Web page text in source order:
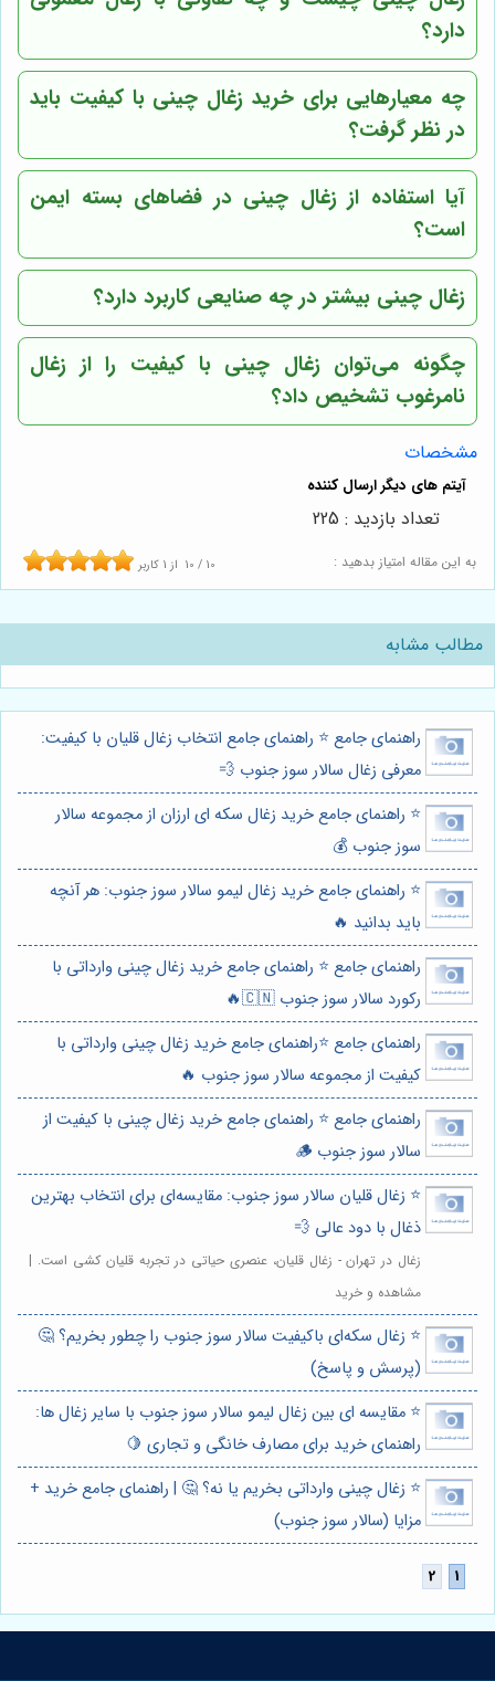
دارد؟
چه معیارهایی برای خرید زغال چینی با کیفیت باید
در نظر گرفت؟
آیا استفاده از زغال چینی در فضاهای بسته ایمن
است؟
زغال چینی بیشتر در چه صنایعی کاربرد دارد؟
چگونه می‌توان زغال چینی با کیفیت را از زغال
نامرغوب تشخیص داد؟
مشخصات
به این مقاله امتیاز بدهید : 10 / 10 از 1 کاربر
تعداد بازدید : 225
مطالب مشابه
راهنمای جامع ⭐️ راهنمای جامع انتخاب زغال قلیان با کیفیت:
معرفی زغال سالار سوز جنوب 💨
⭐️ راهنمای جامع خرید زغال سکه ای ارزان از مجموعه سالار
سوز جنوب 💰
⭐️ راهنمای جامع خرید زغال لیمو سالار سوز جنوب: هر آنچه
باید بدانید 🔥
راهنمای جامع ⭐️ راهنمای جامع خرید زغال چینی وارداتی با
رکورد سالار سوز جنوب 🇨🇳🔥
راهنمای جامع ⭐️راهنمای جامع خرید زغال چینی وارداتی با
کیفیت از مجموعه سالار سوز جنوب 🔥
راهنمای جامع ⭐️ راهنمای جامع خرید زغال چینی با کیفیت از
سالار سوز جنوب 🪵
⭐️ زغال قلیان سالار سوز جنوب: مقایسه‌ای برای انتخاب بهترین
ذغال با دود عالی 💨
زغال در تهران - زغال قلیان، عنصری حیاتی در تجربه قلیان کشی است. |
مشاهده و خرید
⭐️ زغال سکه‌ای باکیفیت سالار سوز جنوب را چطور بخریم؟ 🤔
(پرسش و پاسخ)
⭐️ مقایسه ای بین زغال لیمو سالار سوز جنوب با سایر زغال ها:
راهنمای خرید برای مصارف خانگی و تجاری 🍋
⭐️ زغال چینی وارداتی بخریم یا نه؟ 🤔 | راهنمای جامع خرید +
مزایا (سالار سوز جنوب)